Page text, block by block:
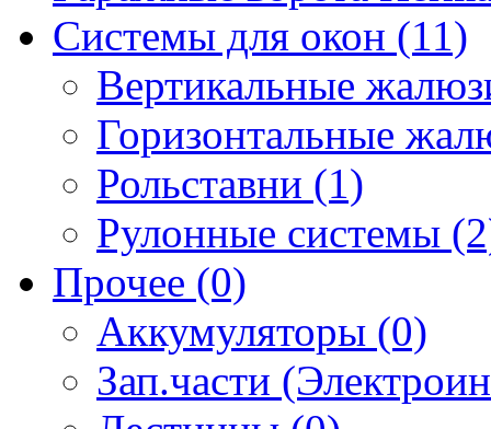
Системы для окон (11)
Вертикальные
Горизонтальные
Рольставни (1)
Рулонные системы
Прочее (0)
Аккумуляторы (0)
Зап.части